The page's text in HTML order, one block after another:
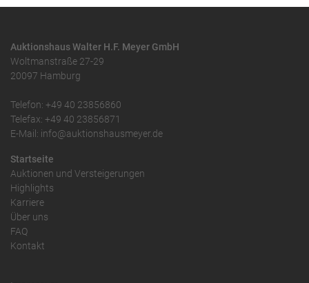
Auktionshaus Walter H.F. Meyer GmbH
Woltmanstraße 27-29
20097 Hamburg
Telefon: +49 40 23856860
Telefax: +49 40 23856871
E-Mail: info@auktionshausmeyer.de
Startseite
Auktionen und Versteigerungen
Highlights
Karriere
Über uns
FAQ
Kontakt